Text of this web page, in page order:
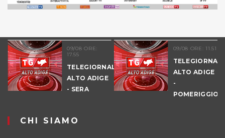
09/08 ORE:
17.55
TELEGIORNALE
ALTO ADIGE
- SERA
09/08 ORE: 11.51
ALTO ADIGE
-
POMERIGGIO
CHI SIAMO